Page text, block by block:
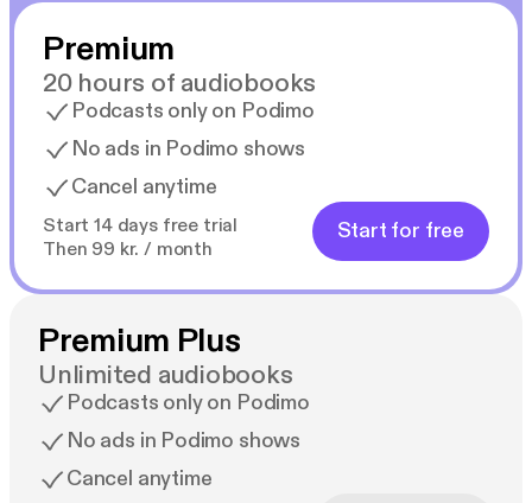
Premium
20 hours of audiobooks
Podcasts only on Podimo
No ads in Podimo shows
Cancel anytime
Start 14 days free trial
Then 99 kr. / month
Start for free
Premium Plus
Unlimited audiobooks
Podcasts only on Podimo
No ads in Podimo shows
Cancel anytime